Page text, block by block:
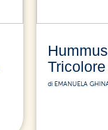
Tricolore
di EMANUELA